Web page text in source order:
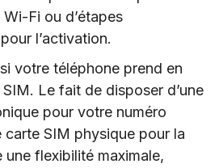
Fi ou d’étapes
l’activation.
votre téléphone prend en
Le fait de disposer d’une
pour votre numéro
carte SIM physique pour la
flexibilité maximale,